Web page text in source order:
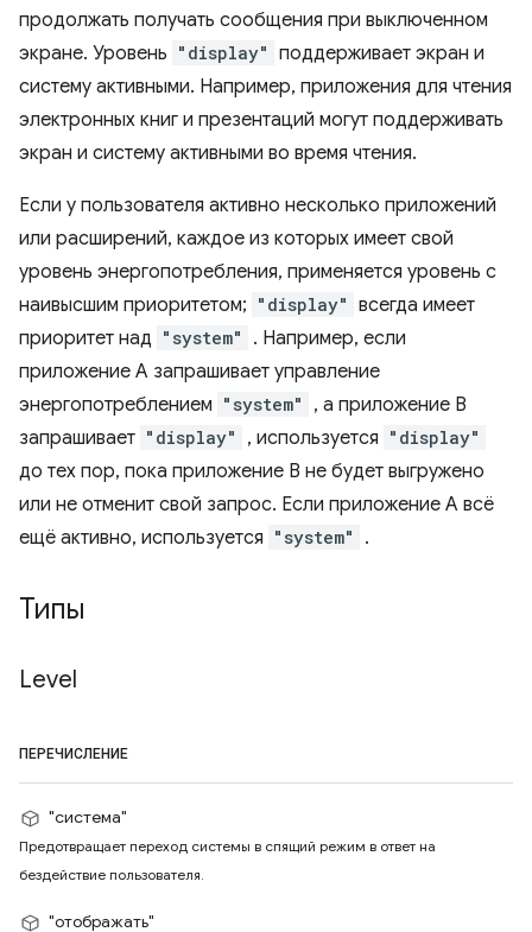
продолжать получать сообщения при выключенном
экране. Уровень "display" поддерживает экран и
систему активными. Например, приложения для чтения
электронных книг и презентаций могут поддерживать
экран и систему активными во время чтения.
Если у пользователя активно несколько приложений
или расширений, каждое из которых имеет свой
уровень энергопотребления, применяется уровень с
наивысшим приоритетом; "display" всегда имеет
приоритет над "system"
. Например, если
приложение A запрашивает управление
энергопотреблением "system"
, а приложение B
запрашивает "display" , используется "display"
до тех пор, пока приложение B не будет выгружено
или не отменит свой запрос. Если приложение A всё
ещё активно, используется "system" .
Типы
Level
ПЕРЕЧИСЛЕНИЕ
"система"
Предотвращает переход системы в спящий режим в ответ на
бездействие пользователя.
"отображать"